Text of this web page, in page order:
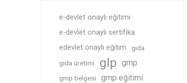
e-devlet onaylı eğitimi
e-devlet onaylı sertifika
edevlet onaylı eğitim
gıda
gıda üretimi
glp gmp
gmp belgesi gmp eğitimi